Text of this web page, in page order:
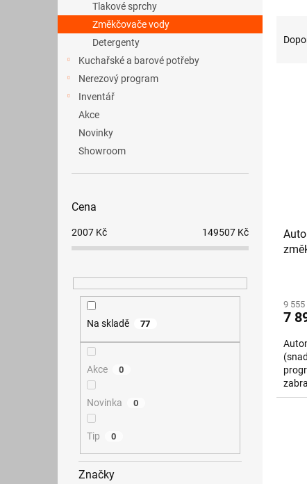
e
l
Tlakové sprchy
Změkčovače vody
Detergenty
Kuchařské a barové potřeby
Nerezový program
Inventář
Akce
Novinky
Showroom
Cena
2007 Kč 149507 Kč
Na skladě 77
Akce 0
Novinka 0
Tip 0
Značky
9 555
7
ve